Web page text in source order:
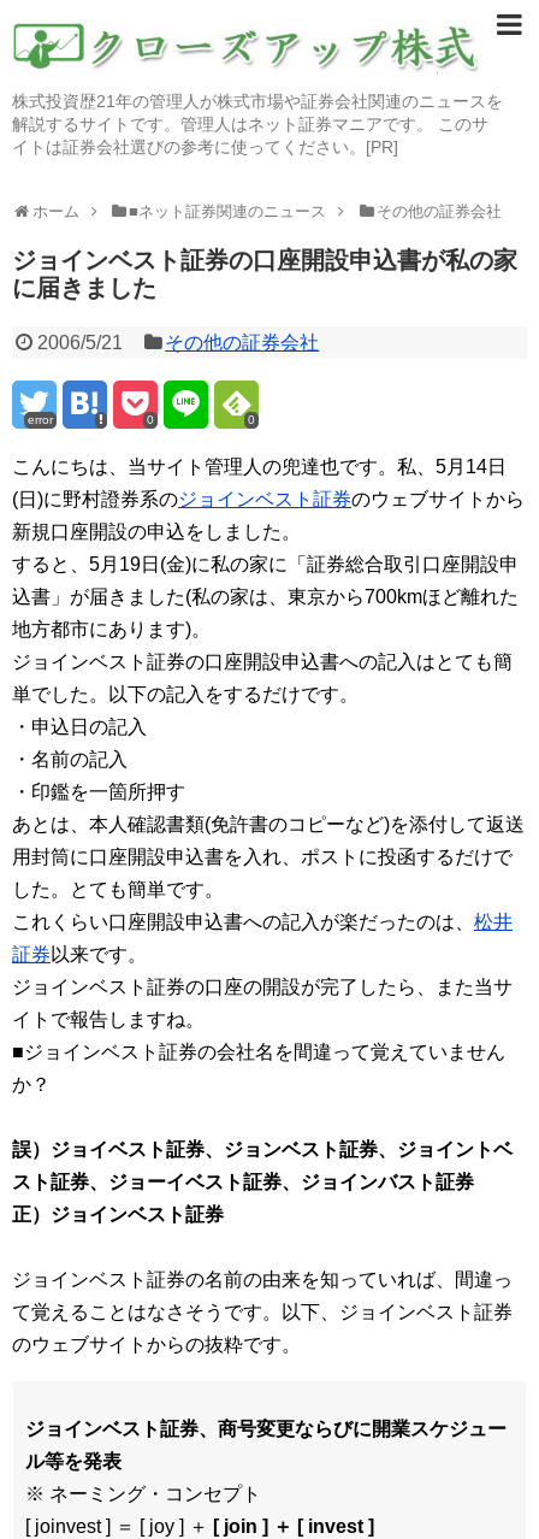
株式投資歴21年の管理人が株式市場や証券会社関連のニュースを
解説するサイトです。管理人はネット証券マニアです。 このサ
イトは証券会社選びの参考に使ってください。[PR]
ホーム ■ネット証券関連のニュース その他の証券会社
ジョインベスト証券の口座開設申込書が私の家
に届きました
2006/5/21 その他の証券会社
error 0 0
こんにちは、当サイト管理人の兜達也です。私、5月14日
(日)に野村證券系のジョインベスト証券のウェブサイトから
新規口座開設の申込をしました。
すると、5月19日(金)に私の家に「証券総合取引口座開設申
込書」が届きました(私の家は、東京から700kmほど離れた
地方都市にあります)。
ジョインベスト証券の口座開設申込書への記入はとても簡
単でした。以下の記入をするだけです。
・申込日の記入
・名前の記入
・印鑑を一箇所押す
あとは、本人確認書類(免許書のコピーなど)を添付して返送
用封筒に口座開設申込書を入れ、ポストに投函するだけで
した。とても簡単です。
これくらい口座開設申込書への記入が楽だったのは、 松井
証券以来です。
ジョインベスト証券の口座の開設が完了したら、また当サ
イトで報告しますね。
■ジョインベスト証券の会社名を間違って覚えていません
か？
誤）ジョイベスト証券、ジョンベスト証券、ジョイントベ
スト証券、ジョーイベスト証券、ジョインバスト証券
正）ジョインベスト証券
ジョインベスト証券の名前の由来を知っていれば、間違っ
て覚えることはなさそうです。以下、ジョインベスト証券
のウェブサイトからの抜粋です。
ジョインベスト証券、商号変更ならびに開業スケジュー
ル等を発表
※ ネーミング・コンセプト
[ joinvest ] ＝ [ joy ] ＋ [ join ] ＋ [ invest ]